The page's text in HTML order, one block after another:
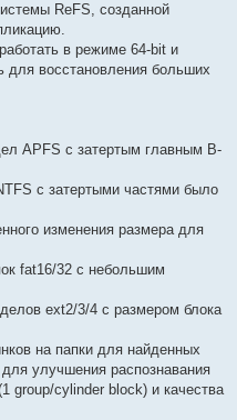
ReFS, созданной
в режиме 64-bit и
для восстановления больших
APFS с затертым главным B-
с затертыми частями было
изменения размера для
fat16/32 с небольшим
ext2/3/4 с размером блока
на папки для найденных
улучшения распознавания
group/cylinder block) и качества